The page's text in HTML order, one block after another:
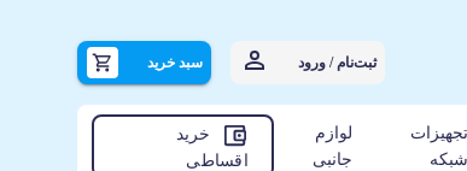
ثبت‌نام / ورود سبد خرید
تجهیزات
شبکه
لوازم
جانبی
خرید
اقساطی